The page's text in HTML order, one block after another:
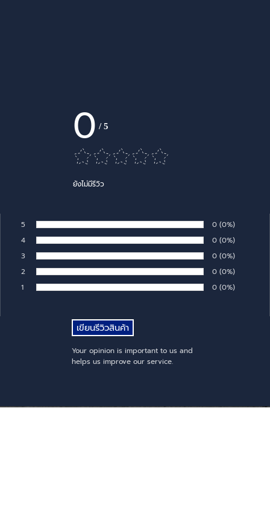
0 /5
ยังไม่มีรีวิว
5 Number of rates:
0 Percentage of
(0%)
4 Number of rates:
0 Percentage of
(0%)
3 Number of rates:
0 Percentage of
(0%)
2 Number of rates:
0 Percentage of
(0%)
1 Number of rates:
0 Percentage of
(0%)
Your opinion is important to us and
helps us improve our service.